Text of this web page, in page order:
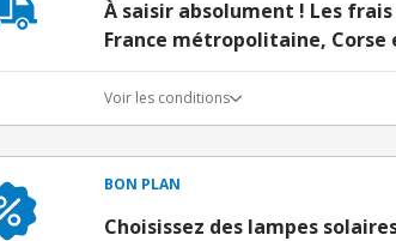
À saisir absolument ! Les frais
France métropolitaine, Corse
Voir les conditions
BON PLAN
Choisissez des lampes